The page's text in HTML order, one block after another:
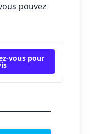
pouvez
vous pour